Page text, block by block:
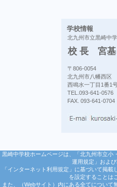
学校情報
北九州市立黒崎中
校 長 宮
〒806-0054
北九州市八幡西区
西鳴水一丁目1番1
TEL.093-641-0576
FAX. 093-641-0704
黒崎中学校ホームページは、「北九州市立小
運用規定」およ
「インターネット利用規定」に基づいて掲
を設定することは
また、（Webサイト）内にある全てについて